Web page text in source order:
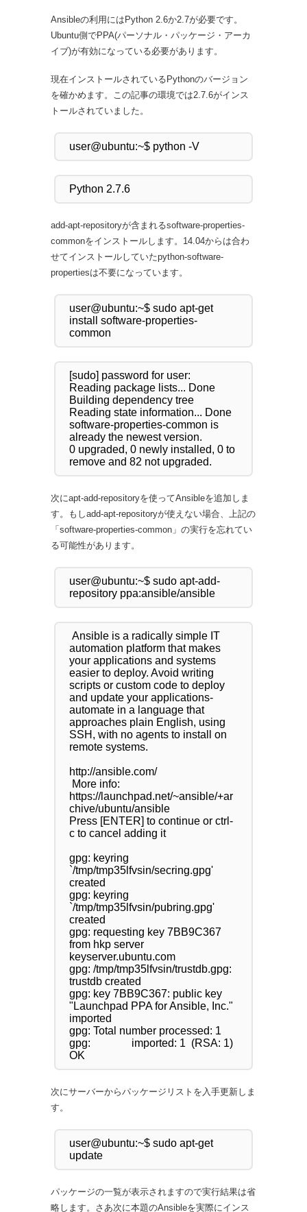
Ansibleの利用にはPython 2.6か2.7が必要です。
Ubuntu側でPPA(パーソナル・パッケージ・アーカ
イブ)が有効になっている必要があります。
現在インストールされているPythonのバージョン
を確かめます。この記事の環境では2.7.6がインス
トールされていました。
add-apt-repositoryが含まれるsoftware-properties-
commonをインストールします。14.04からは合わ
せてインストールしていたpython-software-
propertiesは不要になっています。
user@ubuntu:~$ sudo apt-get
install software-properties-
[sudo] password for user:
Reading package lists... Done
Building dependency tree
Reading state information... Done
software-properties-common is
already the newest version.
0 upgraded, 0 newly installed, 0 to
次にapt-add-repositoryを使ってAnsibleを追加しま
す。もしadd-apt-repositoryが使えない場合、上記の
「software-properties-common」の実行を忘れてい
る可能性があります。
user@ubuntu:~$ sudo apt-add-
automation platform that makes
your applications and systems
easier to deploy. Avoid writing
scripts or custom code to deploy
and update your applications-
automate in a language that
approaches plain English, using
SSH, with no agents to install on
remote systems.
http://ansible.com/
https://launchpad.net/~ansible/+ar
chive/ubuntu/ansible
Press [ENTER] to continue or ctrl-
c to cancel adding it
gpg: keyring
`/tmp/tmp35lfvsin/secring.gpg'
created
gpg: keyring
`/tmp/tmp35lfvsin/pubring.gpg'
created
gpg: requesting key 7BB9C367
from hkp server
keyserver.ubuntu.com
gpg: /tmp/tmp35lfvsin/trustdb.gpg:
trustdb created
gpg: key 7BB9C367: public key
"Launchpad PPA for Ansible, Inc."
imported
gpg: Total number processed: 1
gpg:               imported: 1  (RSA: 1)
次にサーバーからパッケージリストを入手更新しま
す。
user@ubuntu:~$ sudo apt-get
パッケージの一覧が表示されますので実行結果は省
略します。さあ次に本題のAnsibleを実際にインス